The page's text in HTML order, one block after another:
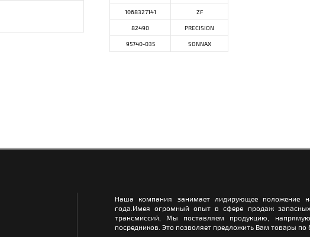
1068327141 ZF
82490 PRECISION
95740-035 SONNAX
Наша компания занимает лидирующее положение
года.Имея огромный опыт в сфере продаж запасных
трансмиссий, Мы поставляем продукцию,
посредников. Это позволяет предложить Вам товары по